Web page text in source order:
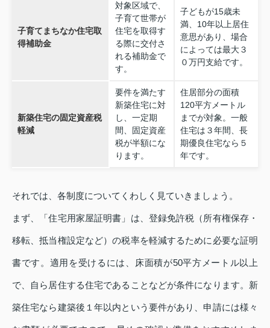
子育てまちなか住宅取
得補助金
対象区域で、
子育て世帯が
住宅を取得す
る際に交付さ
れる補助金で
す。
子どもが15歳未
満、10年以上居住
意思があり、場合
によっては最大３
０万円支給です。
新築住宅の固定資産税
軽減
要件を満たす
新築住宅に対
し、一定期
間、固定資産
税が半額にな
ります。
住居部分の面積
120平方メートル
までが対象。一般
住宅は３年間、長
期優良住宅なら５
年です。
それでは、各制度についてくわしく見ていきましょう。
まず、「住宅用家屋証明書」は、登録免許税（所有権保存・
移転、抵当権設定など）の税率を軽減するために必要な証明
書です。適用を受けるには、床面積が50平方メートル以上
で、自ら居住する住宅であることなどが条件になります。新
築住宅なら建築後１年以内という要件があり、申請には様々